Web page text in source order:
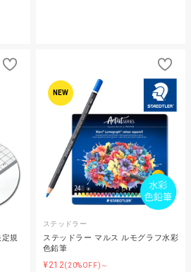
定規
NEW
ステッドラー
ステッドラー マルス ルモグラフ水彩
色鉛筆
¥212(20%OFF)～